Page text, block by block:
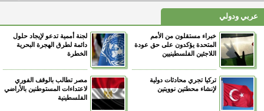
عربي ودولي
خبراء مستقلون من الأمم
المتحدة يؤكدون على حق عودة
اللاجئين الفلسطينيين
لجنة أممية تدعو لإيجاد حلول
دائمة لطرق الهجرة البحرية
الخطرة
تركيا تجري محادثات دولية
لإنشاء محطتين نوويتين
مصر تطالب بالوقف الفوري
لاعتداءات المستوطنين بالأراضي
الفلسطينية